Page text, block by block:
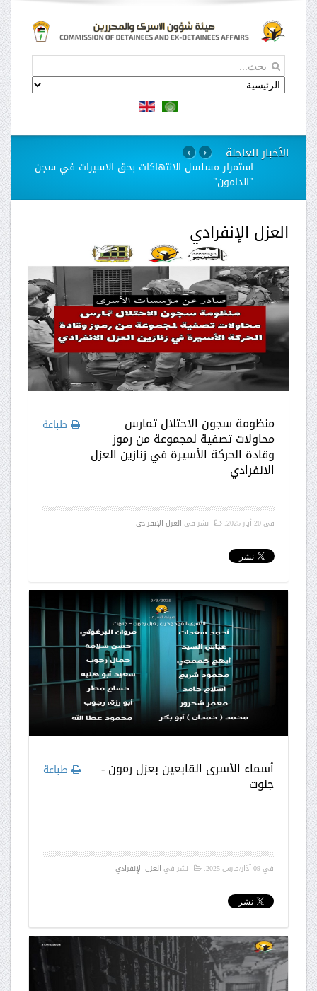
الأخبار العاجلة
استمرار مسلسل الانتهاكات بحق الاسيرات في سجن
"الدامون"
› ‹
العزل الإنفرادي
طباعة منظومة سجون الاحتلال تمارس
محاولات تصفية لمجموعة من رموز
وقادة الحركة الأسيرة في زنازين العزل
الانفرادي
في20 أيار 2025 . نشر في العزل الإنفرادي
طباعة أسماء الأسرى القابعين بعزل رمون -
جنوت
في09 آذار/مارس 2025 . نشر في العزل الإنفرادي